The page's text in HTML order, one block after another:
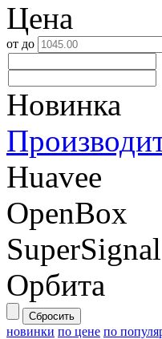
Цена
от до
Новинка
Huavee
OpenBox
SuperSignal
Орбита
Сбросить
новинки по цене по